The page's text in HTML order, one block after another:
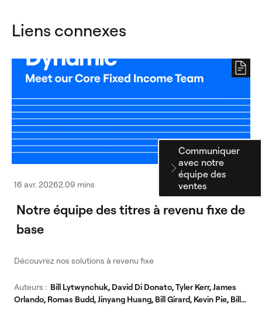
Liens connexes
16 avr. 20262.09 mins
Notre équipe des titres à revenu fixe de
base
Découvrez nos solutions à revenu fixe
Auteurs
Bill Lytwynchuk, David Di Donato, Tyler Kerr, James
Orlando, Romas Budd, Jinyang Huang, Bill Girard, Kevin Pie, Bill
Communiquer
avec notre
équipe des
ventes